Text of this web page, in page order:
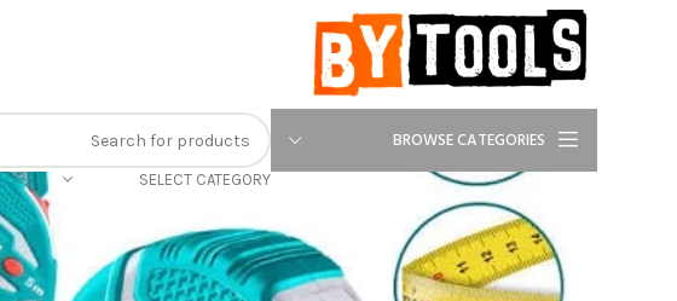
BROWSE CATEGORIES
SELECT CATEGORY
-28%